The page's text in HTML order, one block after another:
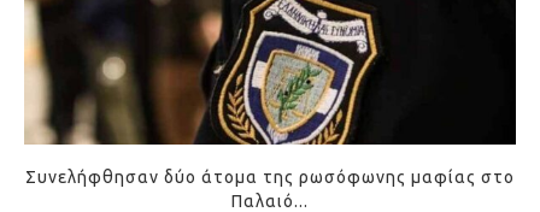
Συνελήφθησαν δύο άτομα της ρωσόφωνης μαφίας στο
Παλαιό...